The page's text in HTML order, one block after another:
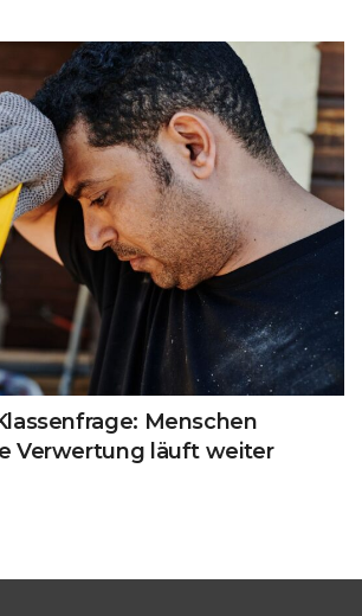
Menschen
Verwertung läuft weiter